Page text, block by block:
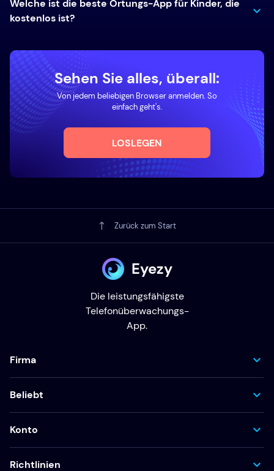
Welche ist die beste Ortungs-App für Kinder, die
kostenlos ist?
Sehen Sie alles, überall:
Von jedem beliebigen Browser anmelden. So
einfach geht's.
LOSLEGEN
Zurück zum Start
Eyezy
Die leistungsfähigste
Telefonüberwachungs-
App.
Firma
Beliebt
Konto
Richtlinien